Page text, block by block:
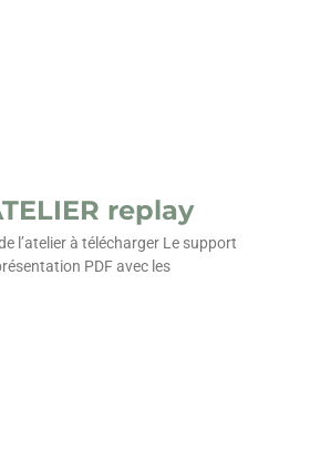
replay
l’atelier à télécharger Le support
PDF avec les